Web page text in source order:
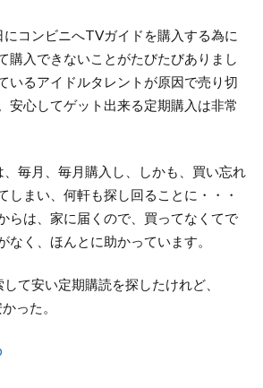
コンビニへTVガイドを購入する為に
購入できないことがたびたびありまし
いるアイドルタレントが原因で売り切
安心してゲット出来る定期購入は非常
毎月、毎月購入し、しかも、買い忘れ
しまい、何軒も探し回ることに・・・
らは、家に届くので、買ってなくてで
なく、ほんとに助かっています。
て安い定期購読を探したけれど、
った。